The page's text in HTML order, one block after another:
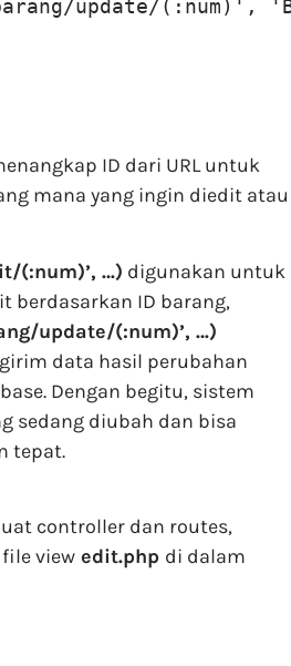
ID dari URL untuk
mana yang ingin diedit atau
(:num)’, …) digunakan untuk
berdasarkan ID barang,
update/(:num)’, …)
data hasil perubahan
Dengan begitu, sistem
sedang diubah dan bisa
tepat.
controller dan routes,
view edit.php di dalam